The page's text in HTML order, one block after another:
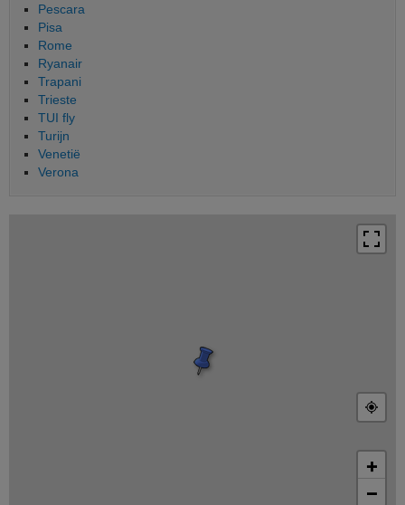
Pescara
Pisa
Rome
Ryanair
Trapani
Trieste
TUI fly
Turijn
Venetië
Verona
+
−